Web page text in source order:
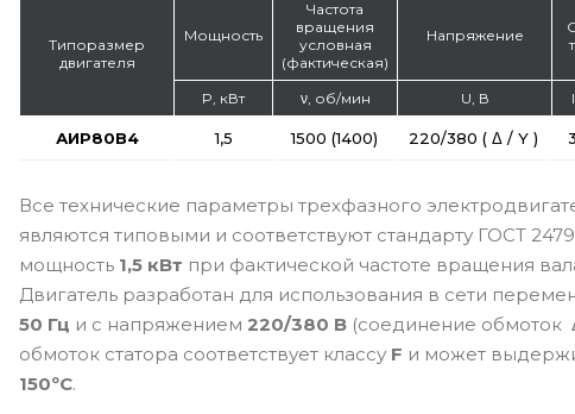
Типоразмер
двигателя
Мощность
Частота
вращения
условная
(фактическая)
Напряжение
P, кВт ν, об/мин U, В I
АИР80B4 1,5 1500 (1400) 220/380 ( Δ / Y )
Все технические параметры трехфазного
являются типовыми и соответствуют стандарту ГОСТ
мощность 1,5 кВт при фактической частоте вращения
Двигатель разработан для использования в сети
50 Гц и с напряжением 220/380 В (соединение обмоток
обмоток статора соответствует классу F и может
150ºС.